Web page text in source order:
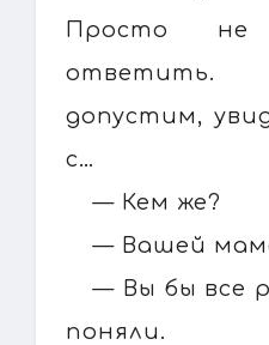
Просто
допустим,
с…
— Кем же?
— Вашей
— Вы бы все
поняли.